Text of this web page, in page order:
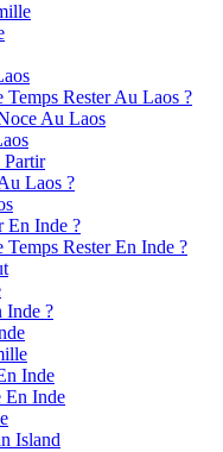
Temps Rester Au Laos ?
Au Laos
Partir
Laos ?
En Inde ?
Temps Rester En Inde ?
Inde ?
Inde
En Inde
Island